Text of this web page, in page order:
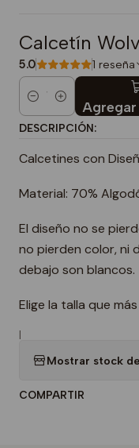
Calcetín
5.0 1 reseña
Cantidad
DESCRIPCIÓN:
Calcetines con
Material: 70%
El diseño no se
no pierden color, ni
debajo son blancos.
Elige la talla que
|
Mostrar stock
COMPARTIR